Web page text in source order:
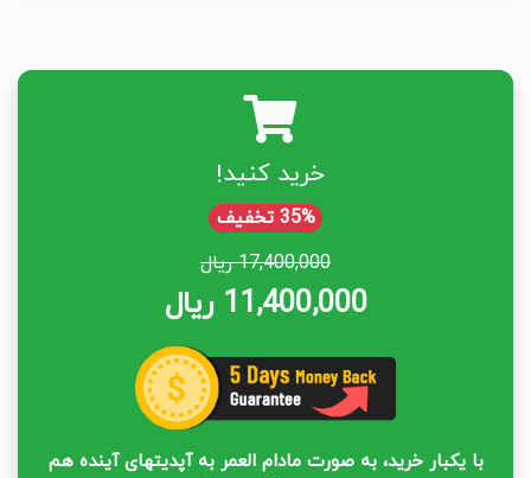
خرید کنید!
35% تخفیف
17,400,000 ریال
11,400,000 ریال
با یکبار خرید، به صورت مادام العمر به آپدیتهای آینده هم